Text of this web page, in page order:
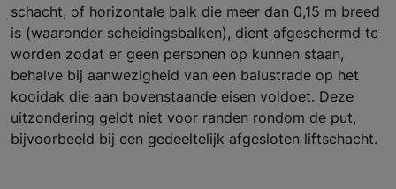
schacht, of horizontale balk die meer dan 0,15 m breed
is (waaronder scheidingsbalken), dient afgeschermd te
worden zodat er geen personen op kunnen staan,
behalve bij aanwezigheid van een balustrade op het
kooidak die aan bovenstaande eisen voldoet. Deze
uitzondering geldt niet voor randen rondom de put,
bijvoorbeeld bij een gedeeltelijk afgesloten liftschacht.